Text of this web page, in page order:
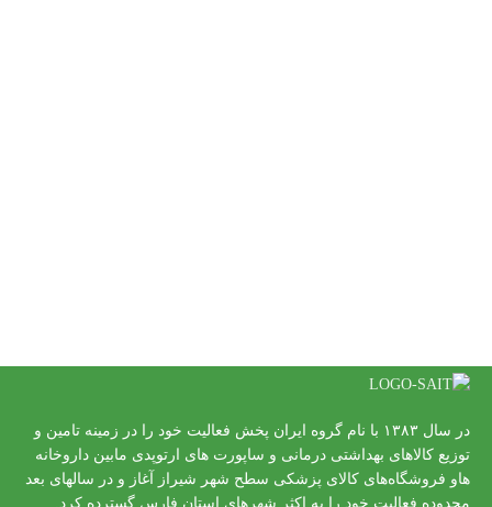
در سال ۱۳۸۳ با نام گروه ایران پخش فعالیت خود را در زمینه تامین و
توزیع کالاهای بهداشتی درمانی و ساپورت های ارتوپدی مابین داروخانه
هاو فروشگاه‌های کالای پزشکی سطح شهر شیراز آغاز و در سالهای بعد
محدوده فعالیت خود را به اکثر شهرهای استان فارس گسترده کرد.